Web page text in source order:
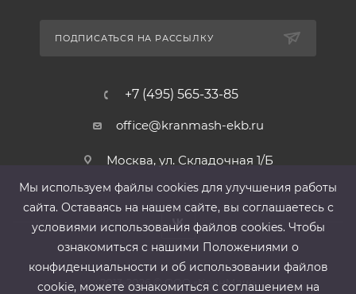
ПОДПИСАТЬСЯ НА РАССЫЛКУ
+7 (495) 565-33-85
office@kranmash-ekb.ru
Москва, ул. Складочная 1/Б
2013-2026 ©ООО «КранМаш»
Мы используем файлы cооkies для улучшения работы
сайта. Оставаясь на нашем сайте, вы соглашаетесь с
условиями использования файлов cооkies. Чтобы
ознакомиться с нашими Положениями о
конфиденциальности и об использовании файлов
cookie, можете ознакомиться с соглашением на